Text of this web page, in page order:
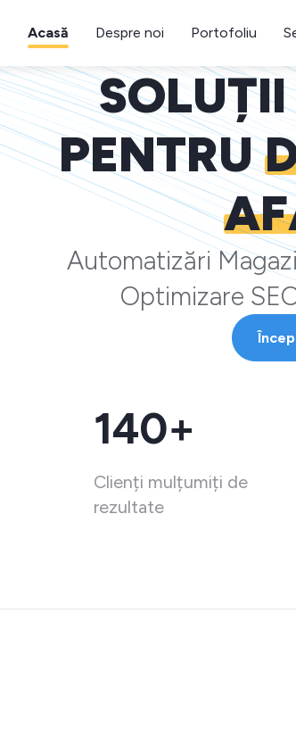
Acasă Despre noi Portofoliu
PENTRU
Automatizări
Optimizare
140+
Clienți mulțumiți de
rezultate